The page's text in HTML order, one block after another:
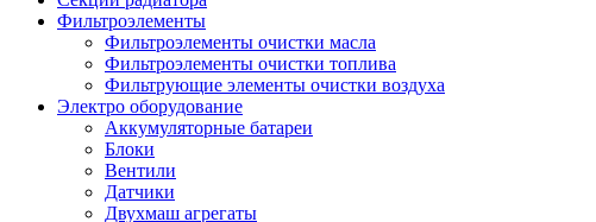
Фильтроэлементы
Фильтроэлементы очистки масла
Фильтроэлементы очистки топлива
Фильтрующие элементы очистки воздуха
Электро оборудование
Аккумуляторные батареи
Блоки
Вентили
Датчики
Двухмаш агрегаты